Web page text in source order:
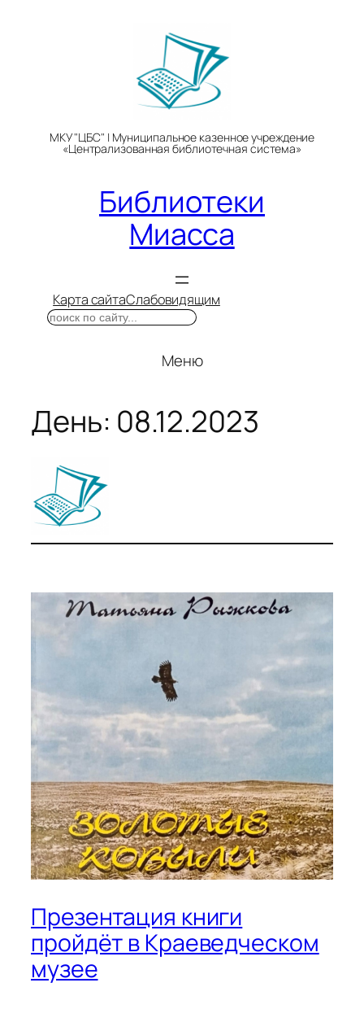
МКУ "ЦБС" | Муниципальное казенное учреждение
«Централизованная библиотечная система»
Библиотеки
Миасса
Карта сайтаСлабовидящим
Поиск
Меню
День: 08.12.2023
Презентация книги
пройдёт в Краеведческом
музее